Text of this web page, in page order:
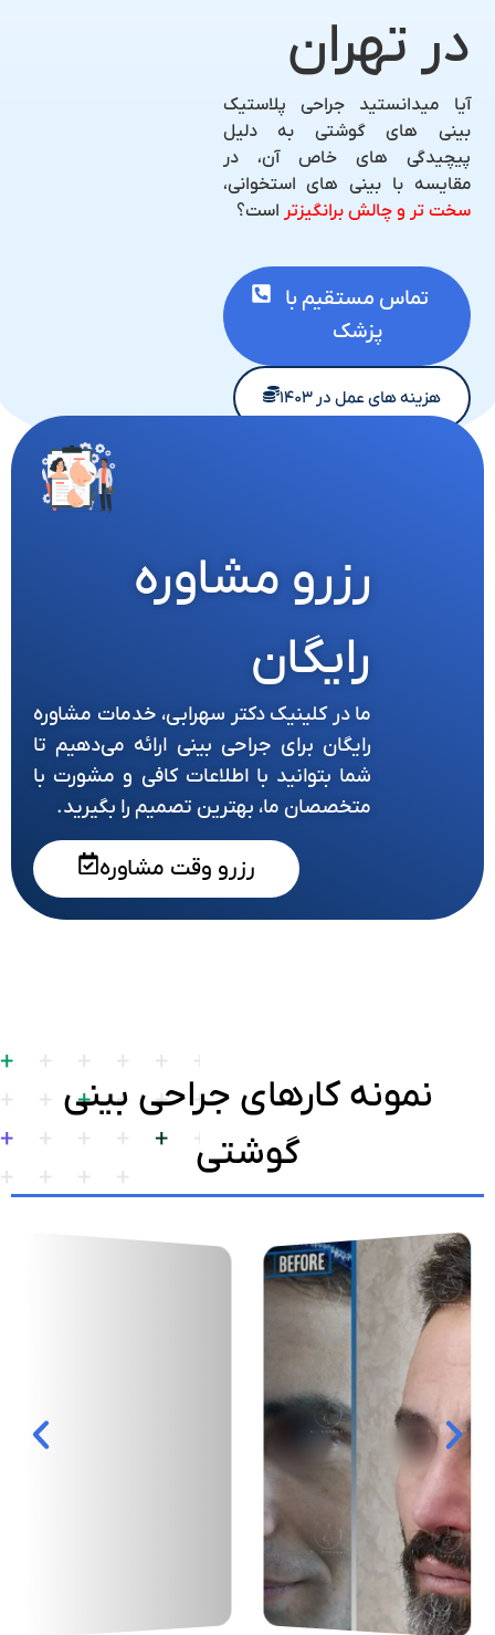
در تهران
آیا میدانستید جراحی پلاستیک
بینی های گوشتی به دلیل
پیچیدگی های خاص آن، در
مقایسه با بینی های استخوانی،
سخت تر و چالش برانگیزتر است؟
تماس مستقیم با
پزشک
هزینه های عمل در ۱۴۰۳
رزرو مشاوره
رایگان
ما در کلینیک دکتر سهرابی، خدمات مشاوره
رایگان برای جراحی بینی ارائه می‌دهیم تا
شما بتوانید با اطلاعات کافی و مشورت با
متخصصان ما، بهترین تصمیم را بگیرید.
رزرو وقت مشاوره
نمونه کارهای جراحی بینی
گوشتی